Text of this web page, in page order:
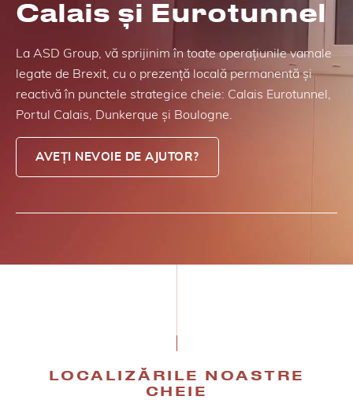
Calais și Eurotunnel
La ASD Group, vă sprijinim în toate operațiunile vamale
legate de Brexit, cu o prezență locală permanentă și
reactivă în punctele strategice cheie: Calais Eurotunnel,
Portul Calais, Dunkerque și Boulogne.
AVEȚI NEVOIE DE AJUTOR?
LOCALIZĂRILE NOASTRE
CHEIE